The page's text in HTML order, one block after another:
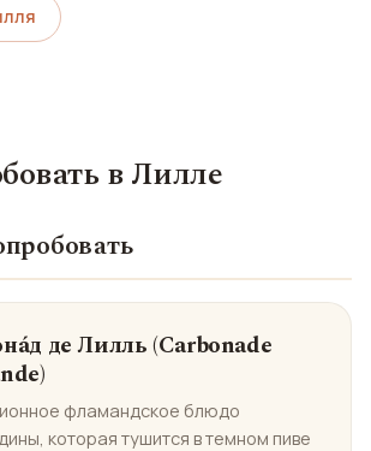
в Лилле
де Лилль (Carbonade
фламандское блюдо
которая тушится в темном пиве